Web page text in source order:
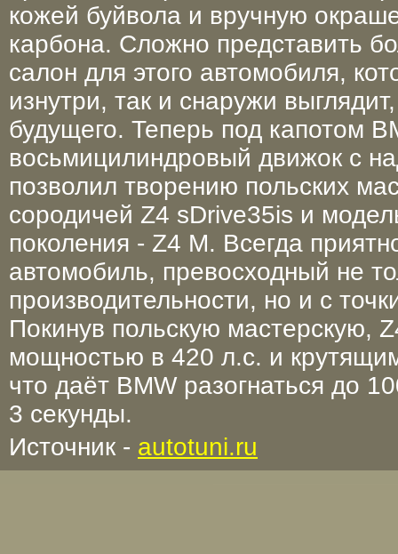
кожей буйвола и вручную
карбона. Сложно представить
салон для этого автомобиля,
изнутри, так и снаружи
будущего. Теперь под капотом
восьмицилиндровый движок с
позволил творению польских
сородичей Z4 sDrive35is и
поколения - Z4 M. Всегда
автомобиль, превосходный не
производительности, но и с
Покинув польскую мастерскую,
мощностью в 420 л.с. и
что даёт BMW разогнаться до
3 секунды.
Источник - autotuni.ru